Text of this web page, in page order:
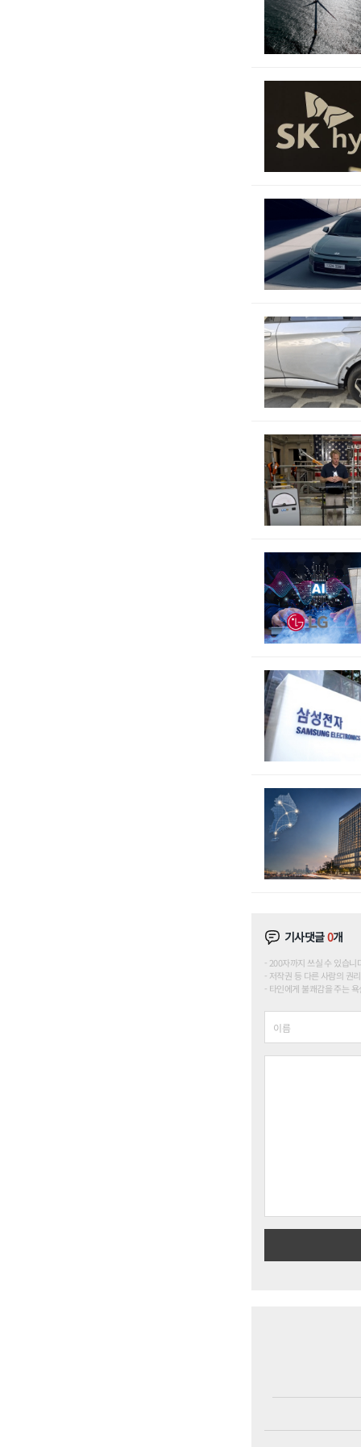
기사댓글0개
200자까지 쓰실 수 있습
저작권 등 다른 사람의 권
타인에게 불쾌감을 주는